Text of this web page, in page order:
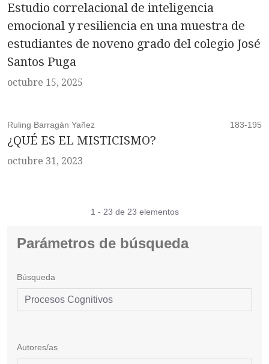
Estudio correlacional de inteligencia
emocional y resiliencia en una muestra de
estudiantes de noveno grado del colegio José
Santos Puga
octubre 15, 2025
Ruling Barragán Yañez 183-195
¿QUÉ ES EL MISTICISMO?
octubre 31, 2023
1 - 23 de 23 elementos
Parámetros de búsqueda
Búsqueda
Autores/as